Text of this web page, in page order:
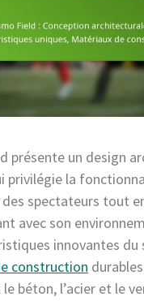
présente un design
privilégie la
des spectateurs tout
avec son
innovantes du
construction
béton, l’acier et le